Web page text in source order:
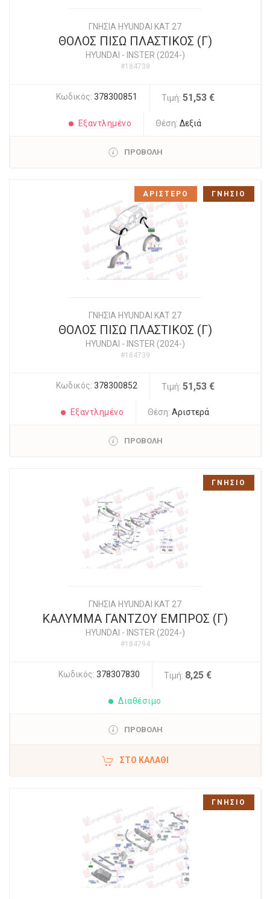
ΓΝΗΣΙΑ HYUNDAI KAT 27
ΘΟΛΟΣ ΠΙΣΩ ΠΛΑΣΤΙΚΟΣ (Γ)
HYUNDAI - INSTER (2024-)
#184738
Κωδικός: 378300851 Τιμή: 51,53 €
Εξαντλημένο Θέση:Δεξιά
ΠΡΟΒΟΛΗ
ΓΝΗΣΙΑ HYUNDAI KAT 27
ΘΟΛΟΣ ΠΙΣΩ ΠΛΑΣΤΙΚΟΣ (Γ)
HYUNDAI - INSTER (2024-)
#184739
Κωδικός: 378300852 Τιμή: 51,53 €
Εξαντλημένο Θέση:Αριστερά
ΠΡΟΒΟΛΗ
ΑΡΙΣΤΕΡΟ ΓΝΗΣΙΟ
ΓΝΗΣΙΑ HYUNDAI KAT 27
ΚΑΛΥΜΜΑ ΓΑΝΤΖΟΥ ΕΜΠΡΟΣ (Γ)
HYUNDAI - INSTER (2024-)
#184794
Κωδικός: 378307830 Τιμή: 8,25 €
Διαθέσιμο
ΠΡΟΒΟΛΗ
ΣΤΟ ΚΑΛΆΘΙ
ΓΝΗΣΙΟ
ΓΝΗΣΙΟ